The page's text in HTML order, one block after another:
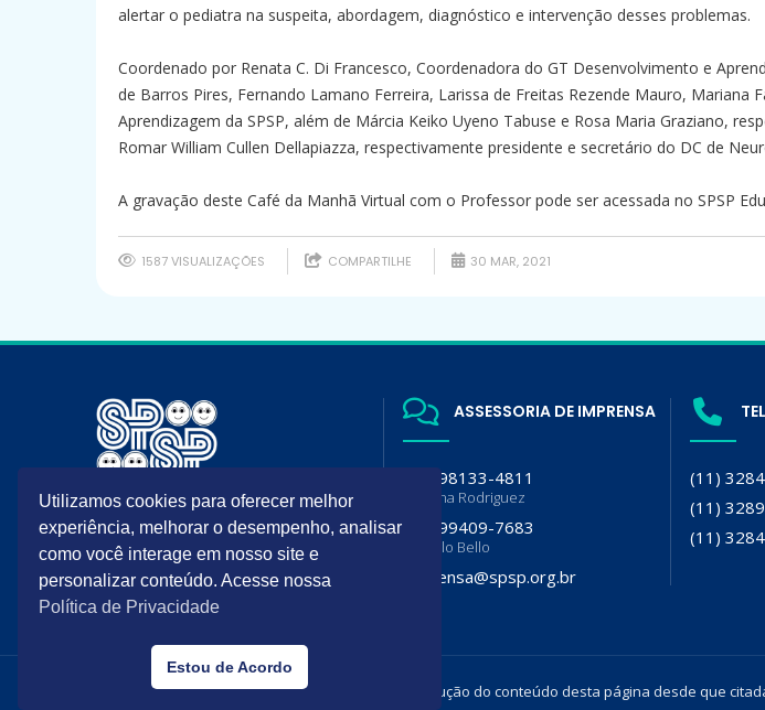
alertar o pediatra na suspeita, abordagem, diagnóstico e intervenção desses problemas.
Coordenado por Renata C. Di Francesco, Coordenadora do GT Desenvolvimento e
de Barros Pires, Fernando Lamano Ferreira, Larissa de Freitas Rezende Mauro,
Aprendizagem da SPSP, além de Márcia Keiko Uyeno Tabuse e Rosa Maria Graziano,
Romar William Cullen Dellapiazza, respectivamente presidente e secretário do DC de
A gravação deste Café da Manhã Virtual com o Professor pode ser acessada no SPSP
1587 VISUALIZAÇÕES COMPARTILHE 30 MAR, 2021
A SPSP é filiada da Sociedade
Brasileira de Pediatria (SBP) e
Departamento de Pediatria da
Associação Paulista de Medicina
(APM)
ASSESSORIA DE IMPRENSA
(11) 98133-4811
Luciana Rodriguez
(11) 99409-7683
Flavia lo Bello
imprensa@spsp.org.br
(11)
(11)
(11)
Todos os direitos reservados. É permitida a reprodução do conteúdo desta página desde que
Utilizamos cookies para oferecer melhor
experiência, melhorar o desempenho, analisar
como você interage em nosso site e
personalizar conteúdo. Acesse nossa
Política de Privacidade
Estou de Acordo